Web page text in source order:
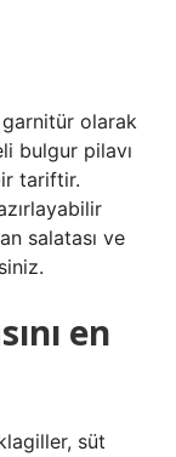
garnitür olarak
bulgur pilavı
tariftir.
salatası ve
en
süt